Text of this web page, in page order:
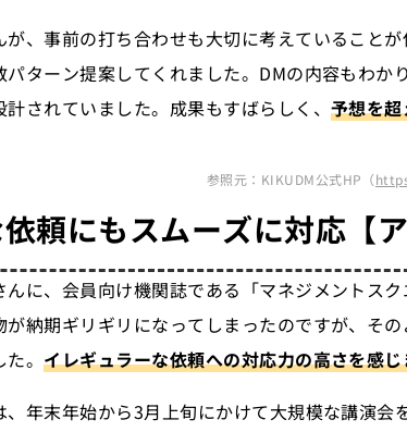
が、事前の打ち合わせも大切に考えていること
パターン提案してくれました。DMの内容もわ
されていました。成果もすばらしく、 予想を
参照元：KIKUDM公式HP（
頼にもスムーズに対応 【
んに、会員向け機関誌である「マネジメントス
が納期ギリギリになってしまったのですが、そ
た。イレギュラーな依頼への対応力の高さを感
、年末年始から3月上旬にかけて大規模な講演